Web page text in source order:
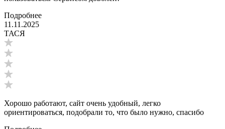
Подробнее
11.11.2025
ТАСЯ
Хорошо работают, сайт очень удобный, легко
ориентироваться, подобрали то, что было нужно, спасибо